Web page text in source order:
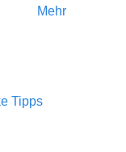
Mehr
Tipps